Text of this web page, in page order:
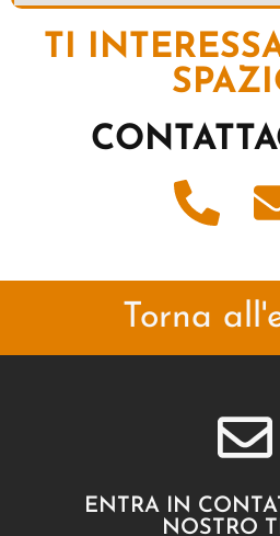
TI
Torna
ENTRA IN
NOSTRO